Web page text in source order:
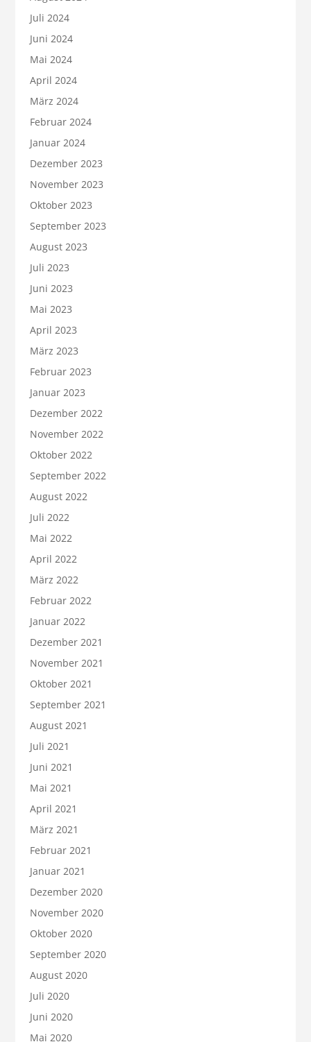
Juli 2024
Juni 2024
Mai 2024
April 2024
März 2024
Februar 2024
Januar 2024
Dezember 2023
November 2023
Oktober 2023
September 2023
August 2023
Juli 2023
Juni 2023
Mai 2023
April 2023
März 2023
Februar 2023
Januar 2023
Dezember 2022
November 2022
Oktober 2022
September 2022
August 2022
Juli 2022
Mai 2022
April 2022
März 2022
Februar 2022
Januar 2022
Dezember 2021
November 2021
Oktober 2021
September 2021
August 2021
Juli 2021
Juni 2021
Mai 2021
April 2021
März 2021
Februar 2021
Januar 2021
Dezember 2020
November 2020
Oktober 2020
September 2020
August 2020
Juli 2020
Juni 2020
Mai 2020